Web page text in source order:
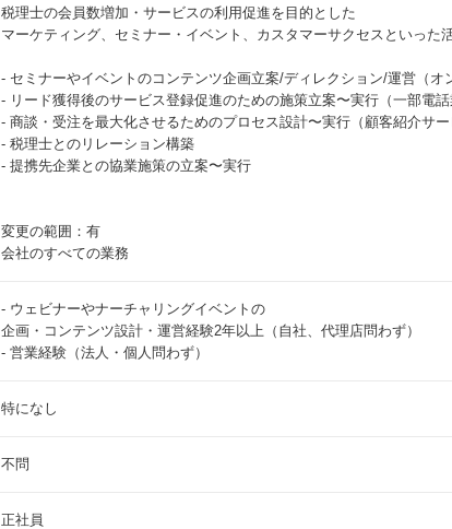
税理士の会員数増加・サービスの利用促進を目的とした
マーケティング、セミナー・イベント、カスタマーサクセスといった
- セミナーやイベントのコンテンツ企画立案/ディレクション/運営（オ
- リード獲得後のサービス登録促進のための施策立案〜実行（一部電話
- 商談・受注を最大化させるためのプロセス設計〜実行（顧客紹介サー
- 税理士とのリレーション構築
- 提携先企業との協業施策の立案〜実行
変更の範囲：有
会社のすべての業務
- ウェビナーやナーチャリングイベントの
企画・コンテンツ設計・運営経験2年以上（自社、代理店問わず）
- 営業経験（法人・個人問わず）
特になし
不問
正社員